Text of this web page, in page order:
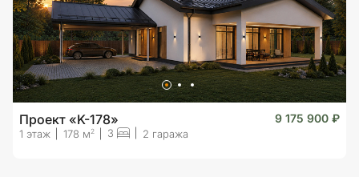
Проект «K-178» 9 175 900 ₽
1 этаж 178 м 2 3 2 гаража